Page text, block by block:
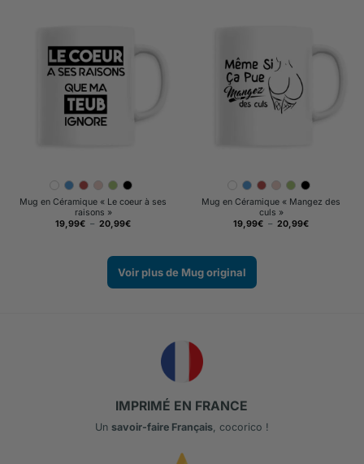
Mug en Céramique « Le coeur à ses
raisons »
19,99€ – 20,99€Plage
à
Mug en Céramique « Mangez des
culs »
19,99€ – 20,99€Plage
Voir plus de Mug original
IMPRIMÉ EN FRANCE
Un savoir-faire Français, cocorico !